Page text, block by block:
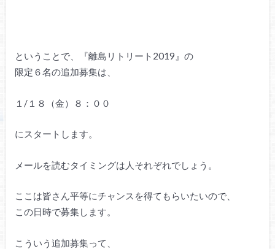
ということで、『離島リトリート2019』の
限定６名の追加募集は、
１/１８（金）８：００
にスタートします。
メールを読むタイミングは人それぞれでしょう。
ここは皆さん平等にチャンスを得てもらいたいので、
この日時で募集します。
こういう追加募集って、